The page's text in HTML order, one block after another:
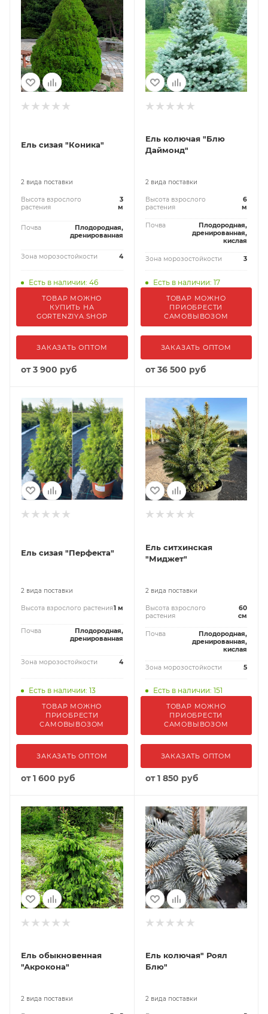
Ель сизая "Коника"
2 вида поставки
Высота взрослого
растения
3
м
Почва
Плодородная,
дренированная
Зона морозостойкости 4
Есть в наличии: 46
ТОВАР МОЖНО
КУПИТЬ НА
GORTENZIYA.SHOP
ЗАКАЗАТЬ ОПТОМ
от3 900 руб
Ель колючая "Блю
Даймонд"
2 вида поставки
Высота взрослого
растения
6
м
Почва
Плодородная,
дренированная,
кислая
Зона морозостойкости 3
Есть в наличии: 17
ТОВАР МОЖНО
ПРИОБРЕСТИ
САМОВЫВОЗОМ
ЗАКАЗАТЬ ОПТОМ
от36 500 руб
Ель сизая "Перфекта"
2 вида поставки
Высота взрослого растения1 м
Почва
Плодородная,
дренированная
Зона морозостойкости 4
Есть в наличии: 13
ТОВАР МОЖНО
ПРИОБРЕСТИ
САМОВЫВОЗОМ
ЗАКАЗАТЬ ОПТОМ
от1 600 руб
Ель ситхинская
"Миджет"
2 вида поставки
Высота взрослого
растения
60
см
Почва
Плодородная,
дренированная,
кислая
Зона морозостойкости 5
Есть в наличии: 151
ТОВАР МОЖНО
ПРИОБРЕСТИ
САМОВЫВОЗОМ
ЗАКАЗАТЬ ОПТОМ
от1 850 руб
Ель обыкновенная
"Акрокона"
2 вида поставки
Ель колючая" Роял
Блю"
2 вида поставки